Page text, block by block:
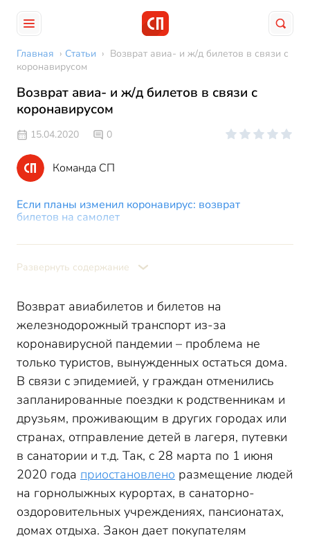
Главная › Статьи › Возврат авиа- и ж/д билетов в связи с
коронавирусом
Возврат авиа- и ж/д билетов в связи с
коронавирусом
15.04.2020 0
Команда СП
Если планы изменил коронавирус: возврат
билетов на самолет
Возврат билетов при отмене командировки из-за
Развернуть содержание
Возврат авиабилетов и билетов на
железнодорожный транспорт из-за
коронавирусной пандемии – проблема не
только туристов, вынужденных остаться дома.
В связи с эпидемией, у граждан отменились
запланированные поездки к родственникам и
друзьям, проживающим в других городах или
странах, отправление детей в лагеря, путевки
в санатории и т.д. Так, с 28 марта по 1 июня
2020 года приостановлено размещение людей
на горнолыжных курортах, в санаторно-
оздоровительных учреждениях, пансионатах,
домах отдыха. Закон дает покупателям